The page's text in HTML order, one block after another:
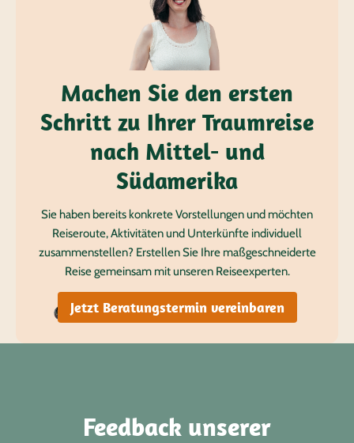
Machen Sie den ersten
Schritt zu Ihrer Traumreise
nach Mittel- und
Südamerika
Sie haben bereits konkrete Vorstellungen und möchten
Reiseroute, Aktivitäten und Unterkünfte individuell
zusammenstellen? Erstellen Sie Ihre maßgeschneiderte
Reise gemeinsam mit unseren Reiseexperten.
Jetzt Beratungstermin vereinbaren
Feedback unserer